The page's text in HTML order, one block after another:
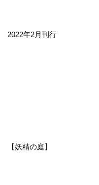
2022年2月刊行
【妖精の庭】